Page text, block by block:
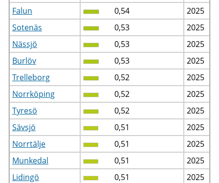
Falun
0,54
2025
Sotenäs
0,53
2025
Nässjö
0,53
2025
Burlöv
0,53
2025
Trelleborg
0,52
2025
Norrköping
0,52
2025
Tyresö
0,52
2025
Sävsjö
0,51
2025
Norrtälje
0,51
2025
Munkedal
0,51
2025
Lidingö
0,51
2025